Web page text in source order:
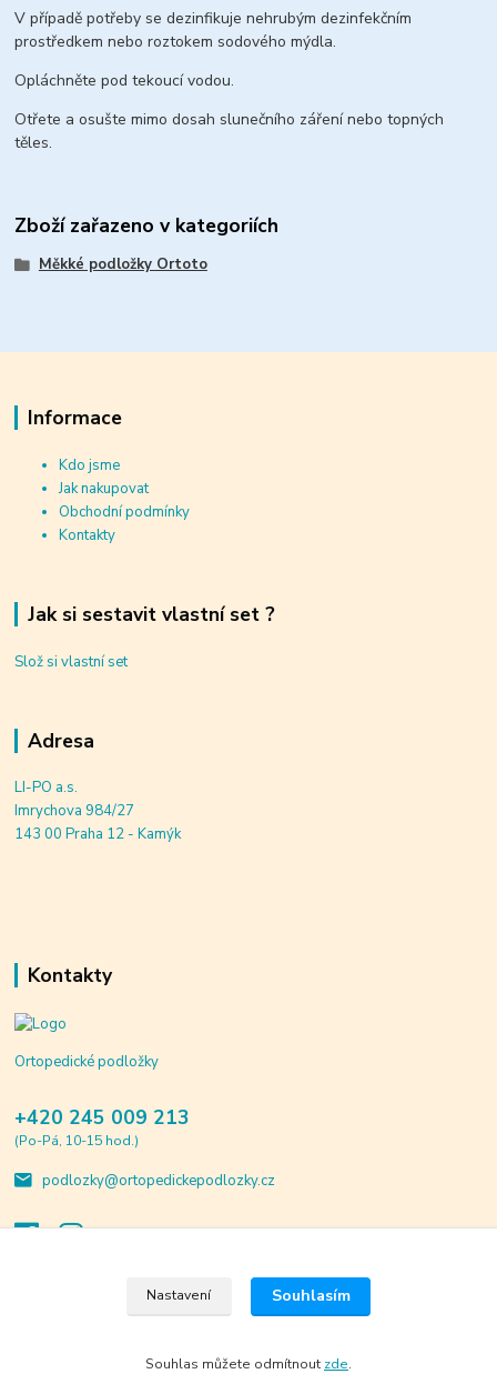
V případě potřeby se dezinfikuje nehrubým dezinfekčním
prostředkem nebo roztokem sodového mýdla.
Opláchněte pod tekoucí vodou.
Otřete a osušte mimo dosah slunečního záření nebo topných
těles.
Zboží zařazeno v kategoriích
Měkké podložky Ortoto
Informace
Kdo jsme
Jak nakupovat
Obchodní podmínky
Kontakty
Jak si sestavit vlastní set ?
Slož si vlastní set
Adresa
LI-PO a.s.
Imrychova 984/27
143 00 Praha 12 - Kamýk
Kontakty
Ortopedické podložky
+420 245 009 213
(Po-Pá, 10-15 hod.)
podlozky@ortopedickepodlozky.cz
Vytvořeno na
Eshop-rychle.cz
Nastavení Souhlasím
Souhlas můžete odmítnout zde.